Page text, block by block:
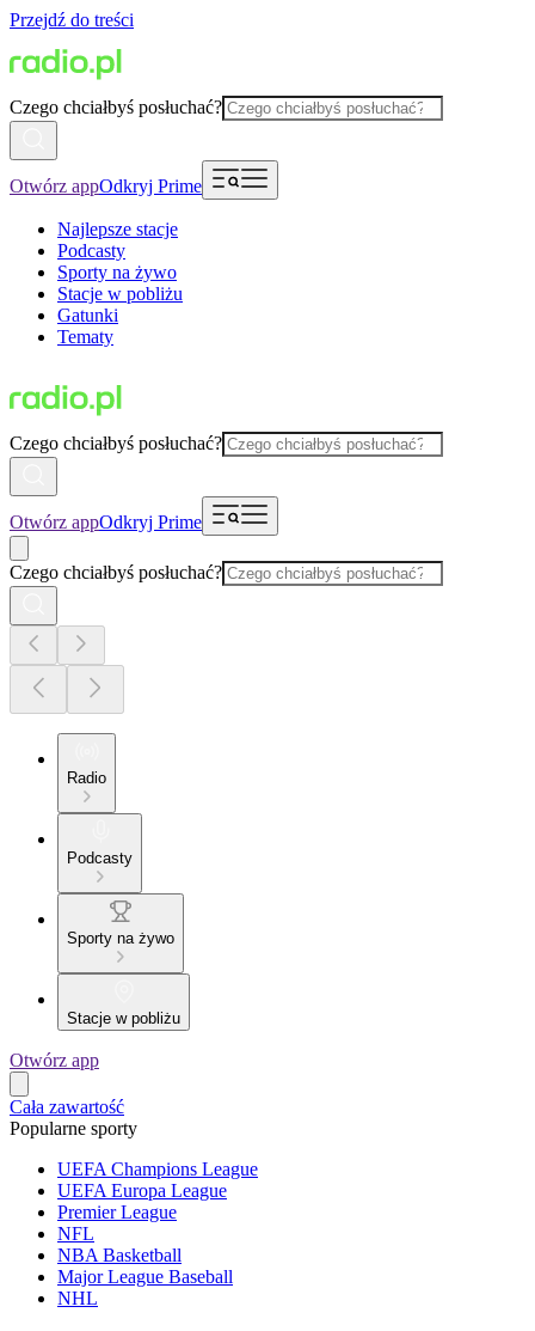
Przejdź do treści
Czego chciałbyś posłuchać?
Otwórz appOdkryj Prime
Najlepsze stacje
Podcasty
Sporty na żywo
Stacje w pobliżu
Gatunki
Tematy
Czego chciałbyś posłuchać?
Otwórz appOdkryj Prime
Czego chciałbyś posłuchać?
Radio
Podcasty
Sporty na żywo
Stacje w pobliżu
Otwórz app
Cała zawartość
Popularne sporty
UEFA Champions League
UEFA Europa League
Premier League
NFL
NBA Basketball
Major League Baseball
NHL